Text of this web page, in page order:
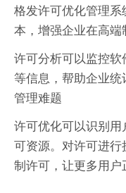
格发许可优化管理
本，增强企业在高端
许可分析可以监控
等信息，帮助企业
管理难题
许可优化可以识别
可资源。对许可进
制许可，让更多用户